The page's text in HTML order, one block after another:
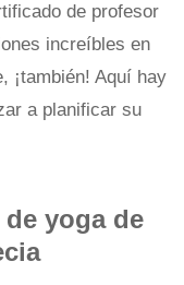
de profesor
increíbles en
¡también! Aquí hay
a planificar su
yoga de